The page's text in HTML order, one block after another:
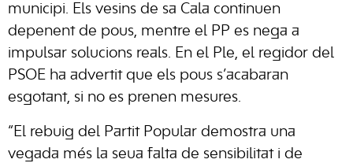
municipi. Els vesins de sa Cala continuen
depenent de pous, mentre el PP es nega a
impulsar solucions reals. En el Ple, el regidor del
PSOE ha advertit que els pous s’acabaran
esgotant, si no es prenen mesures.
“El rebuig del Partit Popular demostra una
vegada més la seua falta de sensibilitat i de